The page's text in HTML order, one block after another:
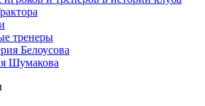
тренеры
Белоусова
Шумакова